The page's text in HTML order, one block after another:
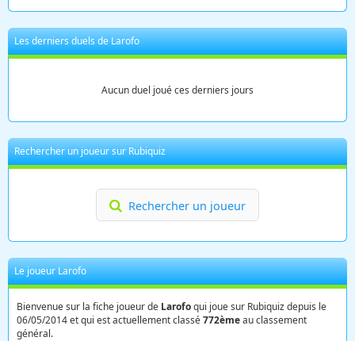
Les derniers duels de Larofo
Aucun duel joué ces derniers jours
Rechercher un joueur sur Rubiquiz
Rechercher un joueur
Le joueur Larofo
Bienvenue sur la fiche joueur de Larofoqui joue sur Rubiquiz depuis le
06/05/2014 et qui est actuellement classé772èmeau classement
général.